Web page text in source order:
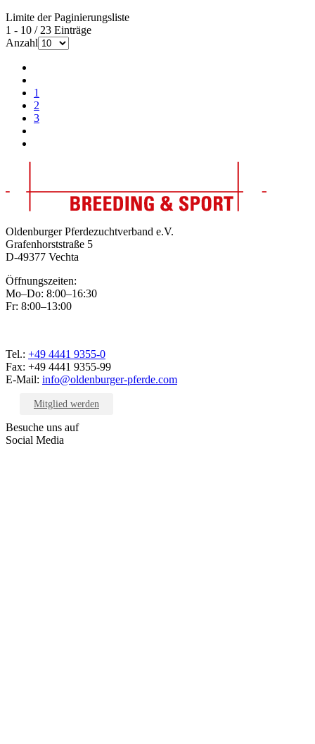
Limite der Paginierungsliste
1 - 10 / 23 Einträge
Anzahl
1
2
3
Oldenburger Pferdezuchtverband e.V.
Grafenhorststraße 5
D-49377 Vechta
Öffnungszeiten:
Mo–Do: 8:00–16:30
Fr: 8:00–13:00
Tel.: +49 4441 9355-0
Fax: +49 4441 9355-99
E-Mail: info@oldenburger-pferde.com
Mitglied werden
Besuche uns auf
Social Media